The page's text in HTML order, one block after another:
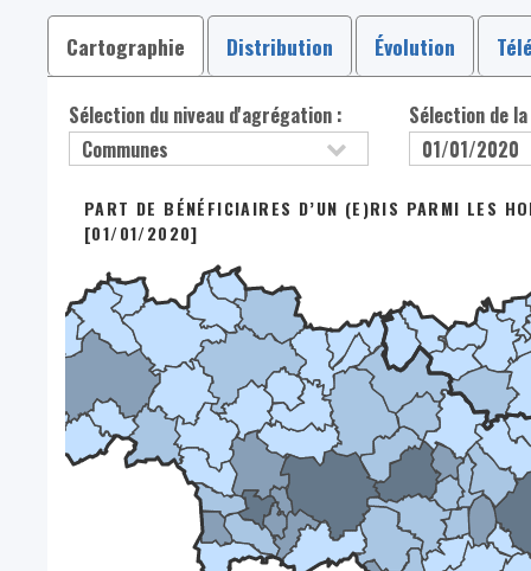
Cartographie Distribution Évolution
Sélection du niveau d'agrégation : Sélection de
PART DE BÉNÉFICIAIRES D’UN (E)RIS PARMI LES
[01/01/2020]